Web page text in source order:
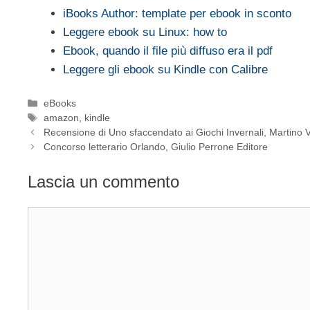
iBooks Author: template per ebook in sconto
Leggere ebook su Linux: how to
Ebook, quando il file più diffuso era il pdf
Leggere gli ebook su Kindle con Calibre
Categorie
eBooks
Tag
amazon, kindle
Recensione di Uno sfaccendato ai Giochi Invernali, Martino
Concorso letterario Orlando, Giulio Perrone Editore
Lascia un commento